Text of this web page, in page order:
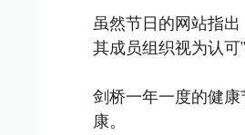
虽然节日的网站指
其成员组织视为认可”
剑桥一年一度的健
康。